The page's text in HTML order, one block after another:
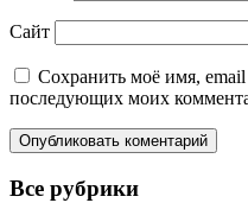
Сайт
Сохранить моё имя, email
последующих моих
Все рубрики